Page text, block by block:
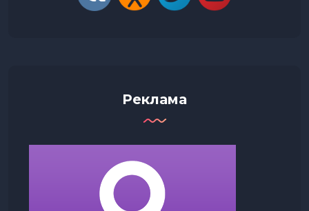
Реклама